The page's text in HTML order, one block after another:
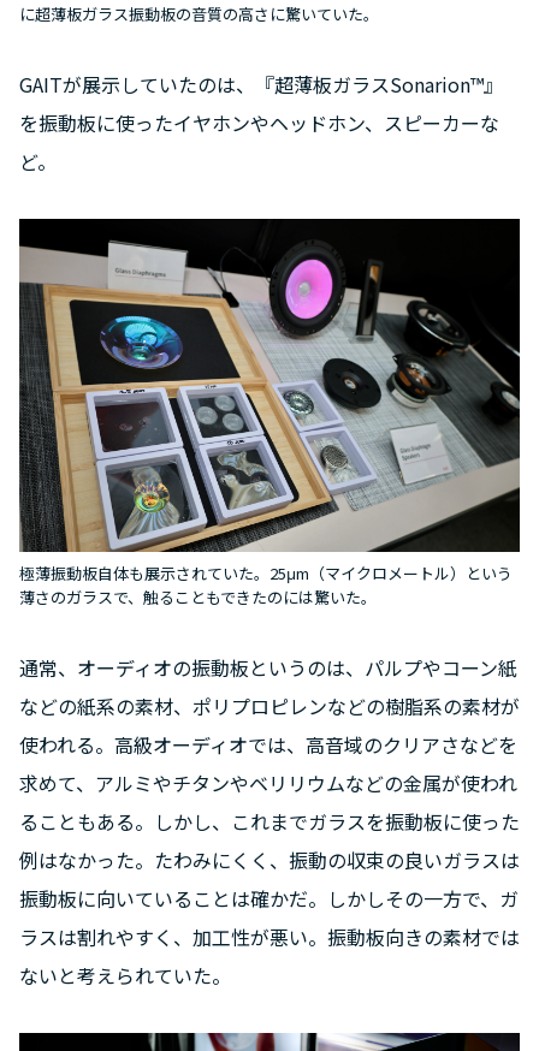
に超薄板ガラス振動板の音質の高さに驚いていた。
GAITが展示していたのは、『超薄板ガラスSonarion™』
を振動板に使ったイヤホンやヘッドホン、スピーカーな
ど。
極薄振動板自体も展示されていた。25μm（マイクロメートル）という
薄さのガラスで、触ることもできたのには驚いた。
通常、オーディオの振動板というのは、パルプやコーン紙
などの紙系の素材、ポリプロピレンなどの樹脂系の素材が
使われる。高級オーディオでは、高音域のクリアさなどを
求めて、アルミやチタンやベリリウムなどの金属が使われ
ることもある。しかし、これまでガラスを振動板に使った
例はなかった。たわみにくく、振動の収束の良いガラスは
振動板に向いていることは確かだ。しかしその一方で、ガ
ラスは割れやすく、加工性が悪い。振動板向きの素材では
ないと考えられていた。